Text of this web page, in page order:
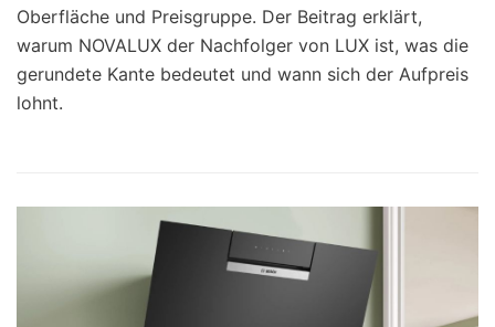
Oberfläche und Preisgruppe. Der Beitrag erklärt,
warum NOVALUX der Nachfolger von LUX ist, was die
gerundete Kante bedeutet und wann sich der Aufpreis
lohnt.